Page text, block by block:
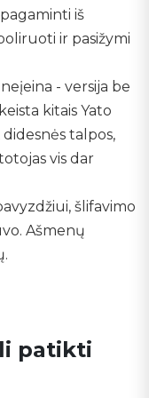
iš
ir pasižymi
- versija be
kitais Yato
didesnės talpos,
vis dar
šlifavimo
Ašmenų
patikti